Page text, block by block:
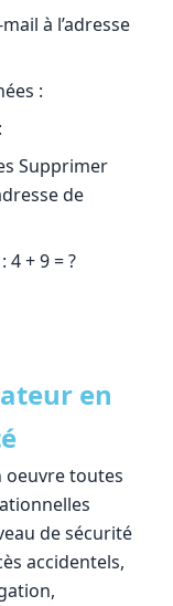
à l’adresse
:
Supprimer
de
+ 9 = ?
en
oeuvre toutes
de sécurité
accidentels,